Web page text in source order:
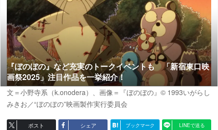
『ぼのぼの』など充実のトークイベントも 「新宿東口映
画祭2025」注目作品を一挙紹介！
文＝小野寺系（k.onodera） 、画像＝『ぼのぼの』© 1993いがらし
みきお／“ぼのぼの”映画製作実行委員会
ポスト シェア ブックマーク LINEで送る